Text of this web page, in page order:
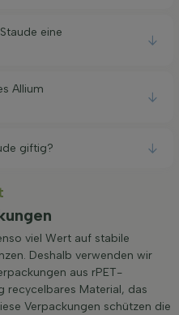
eine
Allium
giftig?
viel Wert auf stabile
Deshalb verwenden wir
aus rPET-
recycelbares Material, das
Verpackungen schützen die